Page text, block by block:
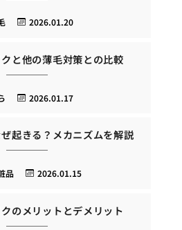
2026.01.20
と他の薄毛対策との比較
2026.01.17
起きる？メカニズムを解説
2026.01.15
品
のメリットとデメリット